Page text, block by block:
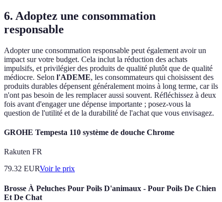
6. Adoptez une consommation
responsable
Adopter une consommation responsable peut également avoir un
impact sur votre budget. Cela inclut la réduction des achats
impulsifs, et privilégier des produits de qualité plutôt que de qualité
médiocre. Selon l'ADEME, les consommateurs qui choisissent des
produits durables dépensent généralement moins à long terme, car ils
n'ont pas besoin de les remplacer aussi souvent. Réfléchissez à deux
fois avant d'engager une dépense importante ; posez-vous la
question de l'utilité et de la durabilité de l'achat que vous envisagez.
GROHE Tempesta 110 système de douche Chrome
Rakuten FR
79.32 EURVoir le prix
Brosse À Peluches Pour Poils D'animaux - Pour Poils De Chien
Et De Chat